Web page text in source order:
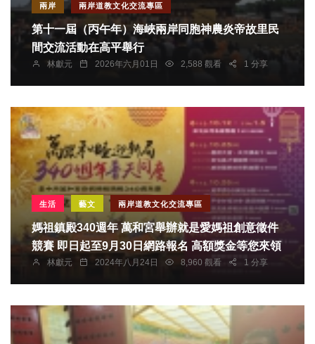
兩岸 兩岸道教文化交流專區
第十一屆（丙午年）海峽兩岸同胞神農炎帝故里民
間交流活動在高平舉行
林獻元 2026年六月01日 2,588 觀看 1 分享
生活 藝文 兩岸道教文化交流專區
媽祖鎮殿340週年 萬和宮舉辦就是愛媽祖創意徵件
競賽 即日起至9月30日網路報名 高額獎金等您來領
林獻元 2024年八月24日 8,960 觀看 1 分享